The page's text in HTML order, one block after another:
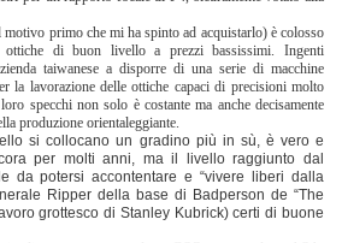
primo che mi ha spinto ad acquistarlo) è colosso
ottiche di buon livello a prezzi bassissimi. Ingenti
taiwanese a disporre di una serie di macchine
la lavorazione delle ottiche capaci di precisioni molto
specchi non solo è costante ma anche decisamente
produzione orientaleggiante.
si collocano un gradino più in sù, è vero e
per molti anni, ma il livello raggiunto dal
da potersi accontentare e “vivere liberi dalla
Ripper della base di Badperson de “The
grottesco di Stanley Kubrick) certi di buone